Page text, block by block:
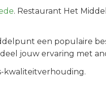
. Restaurant Het
een populaire
jouw ervaring met
kwaliteitverhouding.